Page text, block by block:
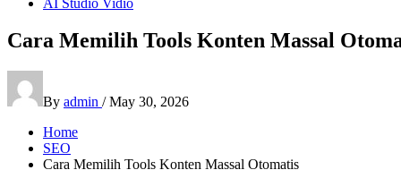
Cara Memilih Tools Konten Massal
By admin /May 30, 2026
Home
SEO
Cara Memilih Tools Konten Massal Otomatis